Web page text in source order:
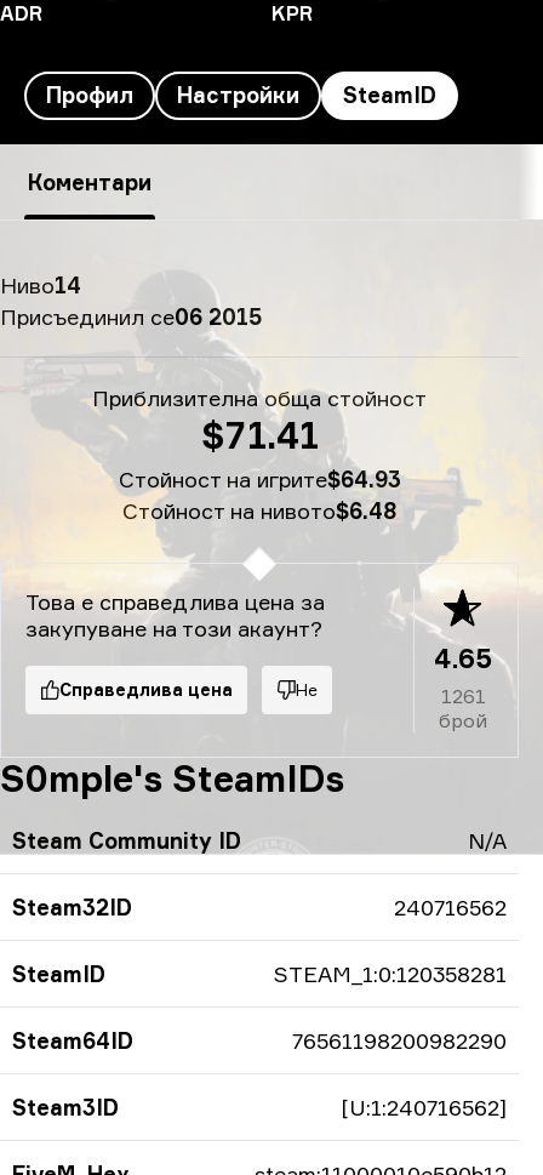
ADR KPR
Профил Настройки SteamID
Коментари
Ниво14
Присъединил се06 2015
Приблизителна обща стойност
$71.41
Стойност на игрите$64.93
Стойност на нивото$6.48
Това е справедлива цена за
закупуване на този акаунт?
Справедлива цена Не
4.65
1261
брой
S0mple's SteamIDs
Steam Community ID N/A
Steam32ID 240716562
SteamID STEAM_1:0:120358281
Steam64ID 76561198200982290
Steam3ID [U:1:240716562]